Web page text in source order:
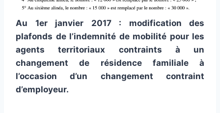
Au 1er janvier 2017 : modification des
plafonds de l’indemnité de mobilité pour les
agents territoriaux contraints à un
changement de résidence familiale à
l’occasion d’un changement contraint
d’employeur.